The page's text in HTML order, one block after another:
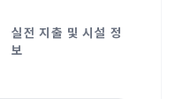
실전 지출 및 시설 정
보